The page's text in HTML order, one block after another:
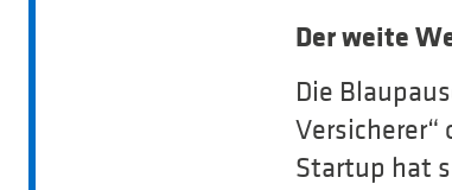
Der weite
Die
Versicherer“
Startup hat